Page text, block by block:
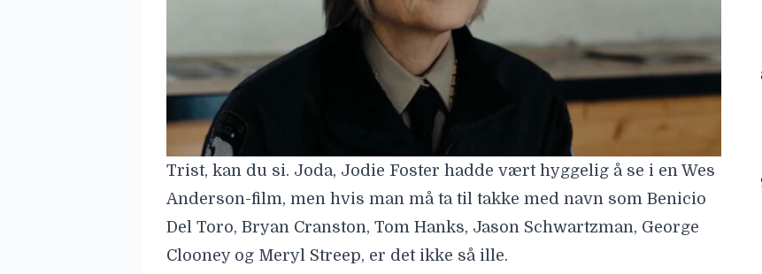
Trist, kan du si. Joda, Jodie Foster hadde vært hyggelig å se i en Wes
Anderson-film, men hvis man må ta til takke med navn som Benicio
Del Toro, Bryan Cranston, Tom Hanks, Jason Schwartzman, George
Clooney og Meryl Streep, er det ikke så ille.